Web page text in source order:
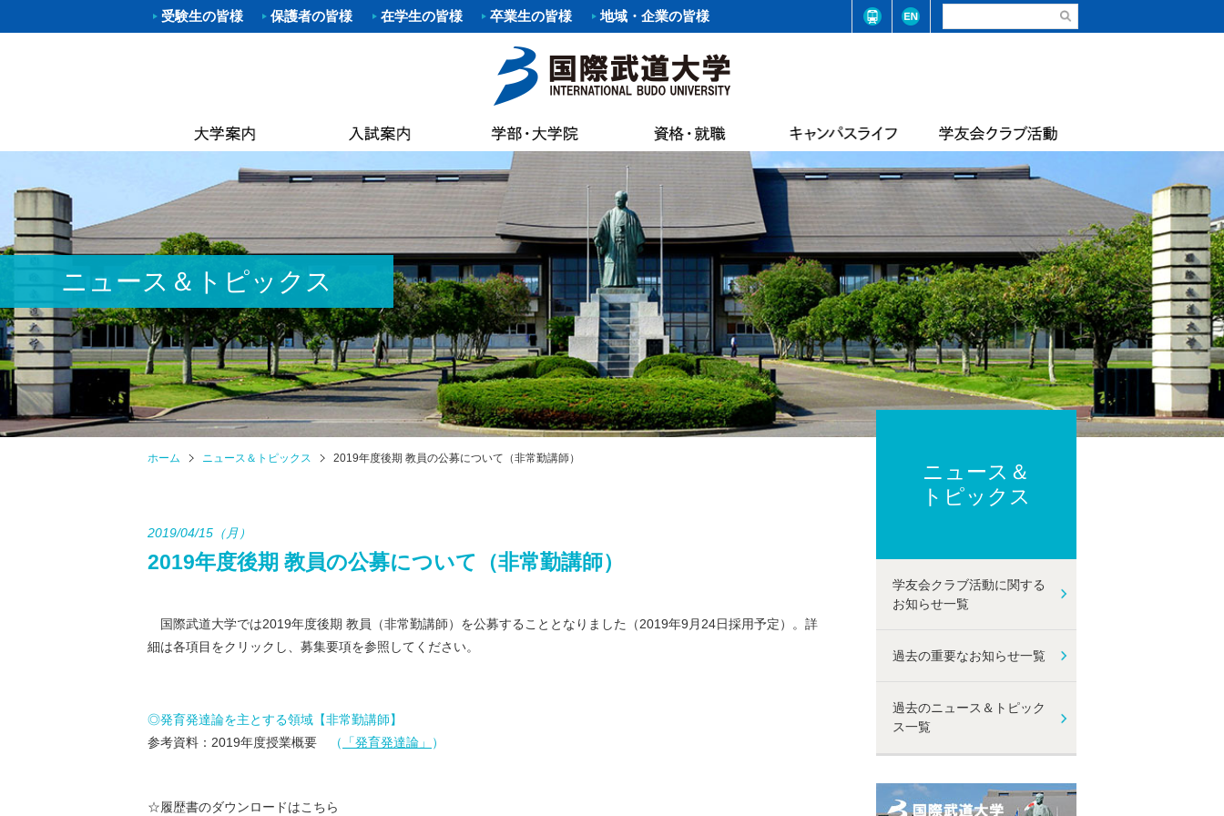
受験生の皆様 保護者の皆様 在学生の皆様 卒業生の皆様 地域・企業の皆様
沿革
建学の精神・教育目標・各種方針
校歌
校章・ロゴ・シンボルマーク
3つのポリシー
アセスメントポリシー
ミッション・ステイトメント
教員紹介
履修の手引・授業概要
国際武道大学学則
国際武道大学大学院学則
大学の活動
設置認可・届出等
ガバナンス・コード
中期計画
自己点検・評価報告
大学行事
教員数・学生数・卒業/修了生数
大学組織
財務情報
教育研究活動等の状況
公約研究費の不正防止への取り組み
プライバシーポリシー
ハラスメント及び性暴力等防止に関する取り組み
大学院入試要項
オープンキャンパス
進学相談会
入学金・学費等
入試資料請求
別科 武道専修課程
大学院
カリキュラム
取得可能な資格
教員紹介
進路（就職）支援プログラム・イベント
就職概要状況（結果）
求人お申し込みのお願い（求人受付）
武大NAVI（求人検索）
求人企業・卒業生アンケート
OPAC（国際武道大学蔵書検索）
国際交流プログラム
黒潮祭
学費・奨学金
各種手続き
健康管理・学生相談
学生食堂・売店
学生アパート情報
後援会
アルバイト情報
IBUキャンパスライフアンケート
各種規則
剣道部
なぎなた部
サッカー部
バスケットボール部
ハンドボール部
バドミントン部
テニス・ソフトテニス部
体操部
ダンス部
陸上競技部
バーベル部
レスリング部
ゴルフ部
ソフトボール部
ライフセービング部
キンボール部
サーフィン部
トレーナーチーム
居合道準クラブ
冬季競技準クラブ
軟式野球準クラブ
ボクシング同好会
軽音楽同好会
トライアスロン同好会
野外スポーツ同好会
フットサル同好会
サッカー同好会
ストリートダンス同好会
ビーチバレー同好会
華道部
茶道部
書道部
フランス文化部
ICG同好会
大学祭実行委員会
ニュース＆トピックス
ホーム ニュース＆トピックス 2019年度後期 教員の公募について（非常勤講師）
2019/04/15（月）
2019年度後期 教員の公募について（非常勤講師）
国際武道大学では2019年度後期 教員（非常勤講師）を公募することとなりました（2019年9月24日採用予定）。詳
細は各項目をクリックし、募集要項を参照してください。
◎発育発達論を主とする領域【非常勤講師】
参考資料：2019年度授業概要
（ 「発育発達論」 ）
☆履歴書のダウンロードはこちら
ニュース＆
トピックス
学友会クラブ活動に関する
お知らせ一覧
過去の重要なお知らせ一覧
過去のニュース＆トピック
ス一覧